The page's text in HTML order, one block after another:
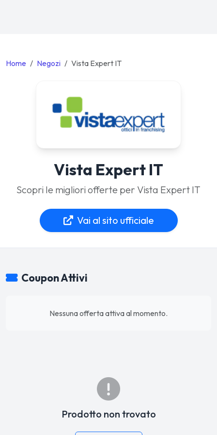
Home Negozi Vista Expert IT
Vista Expert IT
Scopri le migliori offerte per Vista Expert IT
Vai al sito ufficiale
Coupon Attivi
Nessuna offerta attiva al momento.
Prodotto non trovato